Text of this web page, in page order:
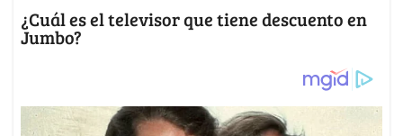
¿Cuál es el televisor que tiene descuento en
Jumbo?